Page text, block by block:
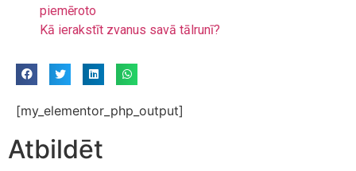
piemēroto
Kā ierakstīt zvanus savā tālrunī?
[my_elementor_php_output]
Atbildēt